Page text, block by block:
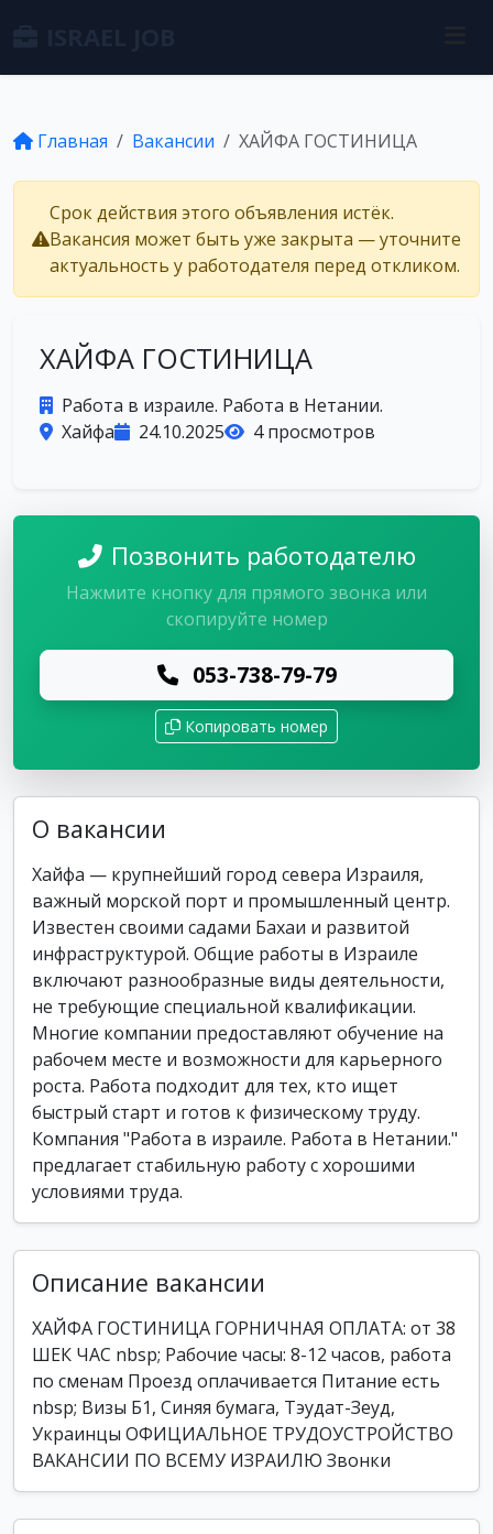
Главная Вакансии ХАЙФА ГОСТИНИЦА
Срок действия этого объявления истёк.
Вакансия может быть уже закрыта — уточните
актуальность у работодателя перед откликом.
ХАЙФА ГОСТИНИЦА
Работа в израиле. Работа в Нетании.
Хайфа
24.10.2025 4 просмотров
Позвонить работодателю
Нажмите кнопку для прямого звонка или
скопируйте номер
053-738-79-79
Копировать номер
О вакансии
Хайфа — крупнейший город севера Израиля,
важный морской порт и промышленный центр.
Известен своими садами Бахаи и развитой
инфраструктурой. Общие работы в Израиле
включают разнообразные виды деятельности,
не требующие специальной квалификации.
Многие компании предоставляют обучение на
рабочем месте и возможности для карьерного
роста. Работа подходит для тех, кто ищет
быстрый старт и готов к физическому труду.
Компания "Работа в израиле. Работа в Нетании."
предлагает стабильную работу с хорошими
условиями труда.
Описание вакансии
ХАЙФА ГОСТИНИЦА ГОРНИЧНАЯ ОПЛАТА: от 38
ШЕК ЧАС nbsp; Рабочие часы: 8-12 часов, работа
по сменам Проезд оплачивается Питание есть
nbsp; Визы Б1, Синяя бумага, Тэудат-Зеуд,
Украинцы ОФИЦИАЛЬНОЕ ТРУДОУСТРОЙСТВО
ВАКАНСИИ ПО ВСЕМУ ИЗРАИЛЮ Звонки